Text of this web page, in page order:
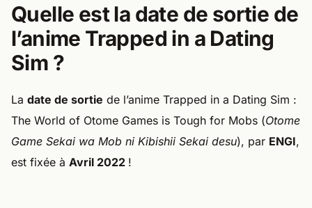
Quelle est la date de sortie de
l’anime Trapped in a Dating
Sim ?
La date de sortie de l’anime Trapped in a Dating Sim :
The World of Otome Games is Tough for Mobs (Otome
Game Sekai wa Mob ni Kibishii Sekai desu), par ENGI,
est fixée à Avril 2022 !